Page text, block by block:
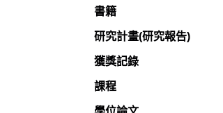
書籍
研究計畫(研究報告)
獲獎記錄
課程